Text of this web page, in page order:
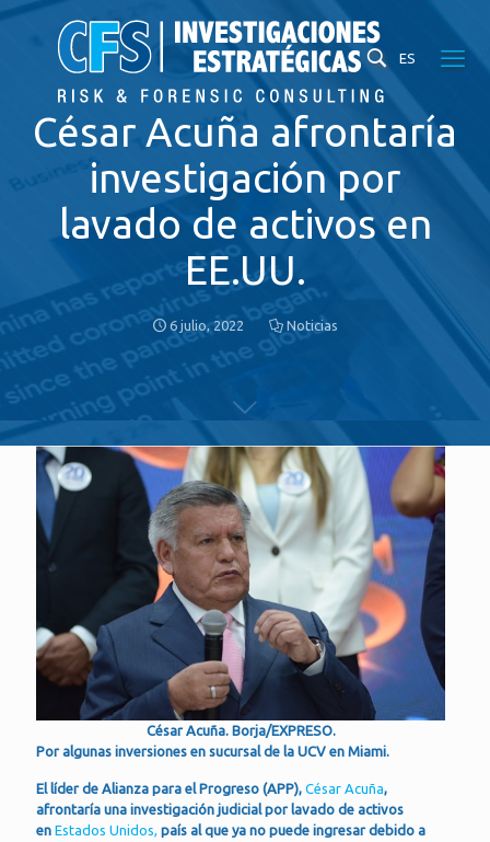
ES
César Acuña afrontaría
investigación por
lavado de activos en
EE.UU.
6 julio, 2022 Noticias
César Acuña. Borja/EXPRESO.
Por algunas inversiones en sucursal de la UCV en Miami.
El líder de Alianza para el Progreso (APP), César Acuña,
afrontaría una investigación judicial por lavado de activos
en Estados Unidos, país al que ya no puede ingresar debido a